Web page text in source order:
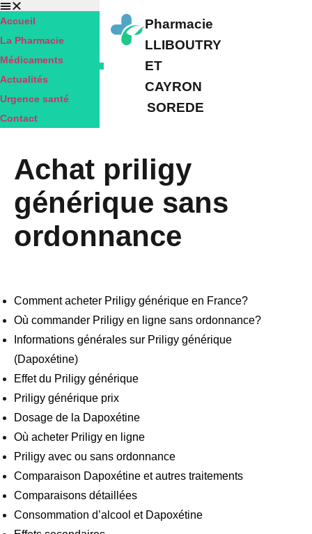
Pharmacie
LLIBOUTRY
ET
CAYRON
SOREDE
Accueil
La Pharmacie
Médicaments
Actualités
Urgence santé
Contact
Achat priligy
générique sans
ordonnance
Comment acheter Priligy générique en France?
Où commander Priligy en ligne sans ordonnance?
Informations générales sur Priligy générique
(Dapoxétine)
Effet du Priligy générique
Priligy générique prix
Dosage de la Dapoxétine
Où acheter Priligy en ligne
Priligy avec ou sans ordonnance
Comparaison Dapoxétine et autres traitements
Comparaisons détaillées
Consommation d’alcool et Dapoxétine